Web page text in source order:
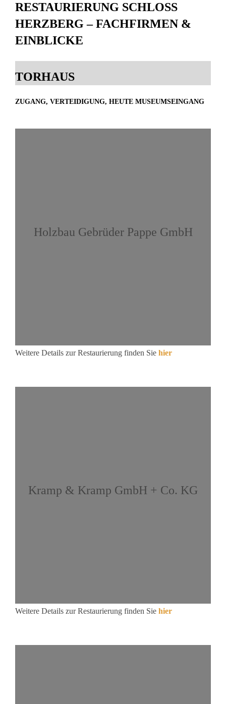
RESTAURIERUNG SCHLOSS
HERZBERG – FACHFIRMEN &
EINBLICKE
TORHAUS
ZUGANG, VERTEIDIGUNG, HEUTE MUSEUMSEINGANG
Holzbau Gebrüder Pappe GmbH
Weitere Details zur Restaurierung finden Sie hier
Kramp & Kramp GmbH + Co. KG
Weitere Details zur Restaurierung finden Sie hier